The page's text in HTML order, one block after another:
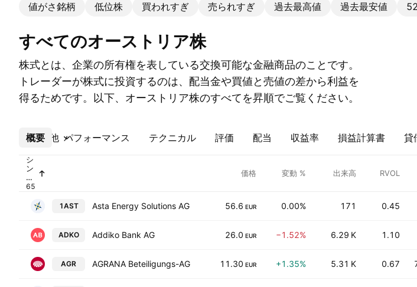
値がさ銘柄
低位株 買われすぎ 売られすぎ 過去最高値 過去最安値
すべてのオーストリア株
株式とは、企業の所有権を表している交換可能な金融商品のことです。
トレーダーが株式に投資するのは、配当金や買値と売値の差から利益を
得るためです。以下、オーストリア株のすべてを昇順でご覧ください。
概要 パフォーマンス テクニカル 評価 配当 収益率 損益計算書 貸
その他
シ
ン
ボ
ル
価格 変動 % 出来高 RVOL
1AST Asta Energy Solutions AG 56.6 EUR 0.00% 171 0.45
ADKO Addiko Bank AG 26.0 EUR −1.52% 6.29 K 1.10
AGR AGRANA Beteiligungs-AG 11.30 EUR +1.35% 5.31 K 0.67